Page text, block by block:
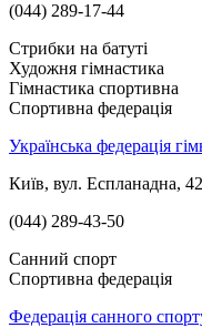
(044) 289-17-44
Стрибки на батуті
Художня гімнастика
Гімнастика спортивна
Спортивна федерація
Українська федерація
Київ, вул. Еспланадна,
(044) 289-43-50
Санний спорт
Спортивна федерація
Федерація санного